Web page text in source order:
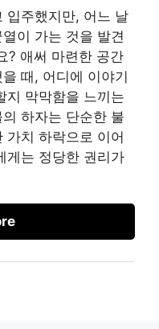
입주했지만, 어느 날
이 가는 것을 발견
? 애써 마련한 공간
때, 어디에 이야기
지 막막함을 느끼는
하자는 단순한 불
가치 하락으로 이어
게는 정당한 권리가